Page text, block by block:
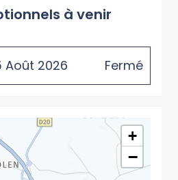
à venir
Août 2026 Fermé
+
−